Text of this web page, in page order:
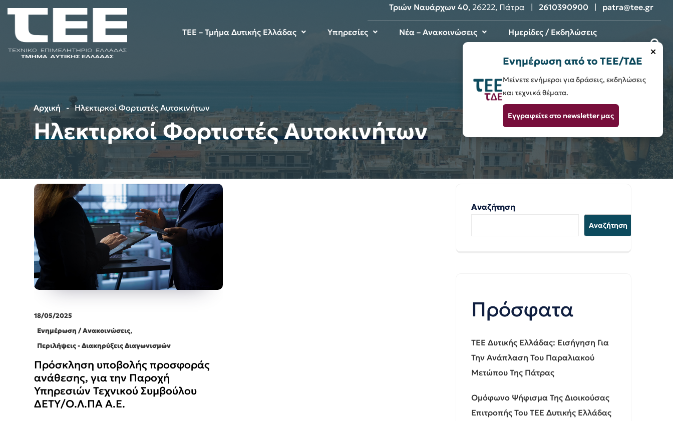
Τριών Ναυάρχων 40, 26222, Πάτρα | 2610390900 | patra@tee.gr
TEE – Τμήμα Δυτικής Ελλάδας Υπηρεσίες Νέα – Ανακοινώσεις Ημερίδες / Εκδηλώσεις
Επικοινωνία
Αρχική Ηλεκτιρκοί Φορτιστές Αυτοκινήτων
Ηλεκτιρκοί Φορτιστές Αυτοκινήτων
18/05/2025
Ενημέρωση / Ανακοινώσεις,
Περιλήψεις - Διακηρύξεις Διαγωνισμών
Πρόσκληση υποβολής προσφοράς
ανάθεσης, για την Παροχή
Υπηρεσιών Τεχνικού Συμβούλου
ΔΕΤΥ/Ο.Λ.ΠΑ Α.Ε.
Αναζήτηση
Αναζήτηση
Πρόσφατα
ΤΕΕ Δυτικής Ελλάδας: Εισήγηση Για
Την Ανάπλαση Του Παραλιακού
Μετώπου Της Πάτρας
Ομόφωνο Ψήφισμα Της Διοικούσας
Επιτροπής Του ΤΕΕ Δυτικής Ελλάδας
×
Ενημέρωση από το ΤΕΕ/ΤΔΕ
Μείνετε ενήμεροι για δράσεις, εκδηλώσεις
και τεχνικά θέματα.
Εγγραφείτε στο newsletter μας